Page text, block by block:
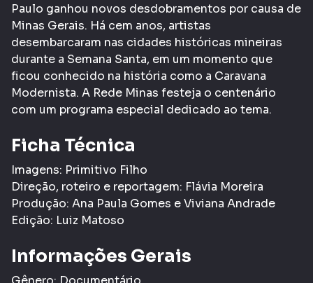
Paulo ganhou novos desdobramentos por causa de
Minas Gerais. Há cem anos, artistas
desembarcaram nas cidades históricas mineiras
durante a Semana Santa, em um momento que
ficou conhecido na história como a Caravana
Modernista. A Rede Minas festeja o centenário
com um programa especial dedicado ao tema.
Ficha Técnica
Imagens: Primitivo Filho
Direção, roteiro e reportagem: Flávia Moreira
Produção: Ana Paula Gomes e Viviana Andrade
Edição: Luiz Matoso
Informações Gerais